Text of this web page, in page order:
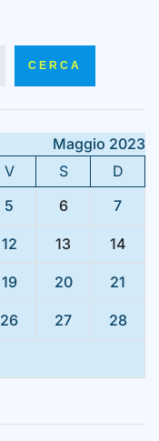
CERCA
Maggio 2023
V S
D
5 6 7
12 13 14
19 20 21
26 27 28